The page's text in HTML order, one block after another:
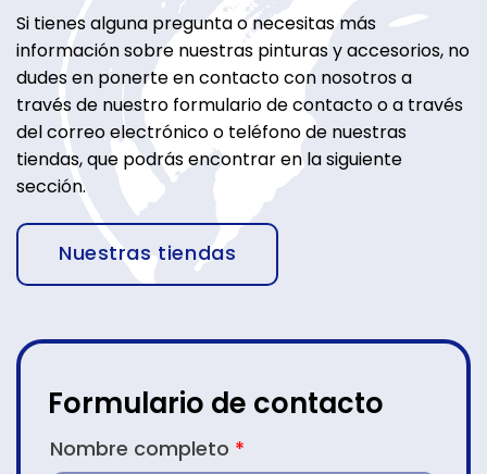
Si tienes alguna pregunta o necesitas más
información sobre nuestras pinturas y accesorios, no
dudes en ponerte en contacto con nosotros a
través de nuestro formulario de contacto o a través
del correo electrónico o teléfono de nuestras
tiendas, que podrás encontrar en la siguiente
sección.
Nuestras tiendas
Formulario de contacto
CONTACTO
Nombre completo *